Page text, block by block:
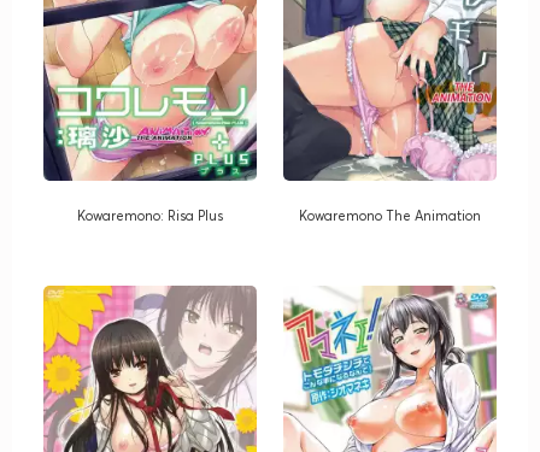
Kowaremono: Risa Plus Kowaremono The Animation